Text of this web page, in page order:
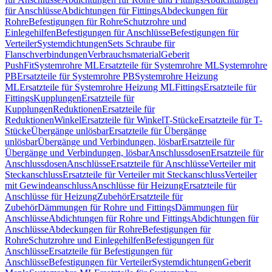
für AnschlüsseAbdichtungen für FittingsAbdeckungen für
RohreBefestigungen für RohreSchutzrohre und
EinlegehilfenBefestigungen für AnschlüsseBefestigungen für
VerteilerSystemdichtungenSets Schraube für
FlanschverbindungenVerbrauchsmaterialGeberit
PushFitSystemrohre MLErsatzteile für Systemrohre MLSystemrohre
PBErsatzteile für Systemrohre PBSystemrohre Heizung
MLErsatzteile für Systemrohre Heizung MLFittingsErsatzteile für
FittingsKupplungenErsatzteile für
KupplungenReduktionenErsatzteile für
ReduktionenWinkelErsatzteile für WinkelT-StückeErsatzteile für T-
StückeÜbergänge unlösbarErsatzteile für Übergänge
unlösbarÜbergänge und Verbindungen, lösbarErsatzteile für
Übergänge und Verbindungen, lösbarAnschlussdosenErsatzteile für
AnschlussdosenAnschlüsseErsatzteile für AnschlüsseVerteiler mit
SteckanschlussErsatzteile für Verteiler mit SteckanschlussVerteiler
mit GewindeanschlussAnschlüsse für HeizungErsatzteile für
Anschlüsse für HeizungZubehörErsatzteile für
ZubehörDämmungen für Rohre und FittingsDämmungen für
AnschlüsseAbdichtungen für Rohre und FittingsAbdichtungen für
AnschlüsseAbdeckungen für RohreBefestigungen für
RohreSchutzrohre und EinlegehilfenBefestigungen für
AnschlüsseErsatzteile für Befestigungen für
AnschlüsseBefestigungen für VerteilerSystemdichtungenGeberit